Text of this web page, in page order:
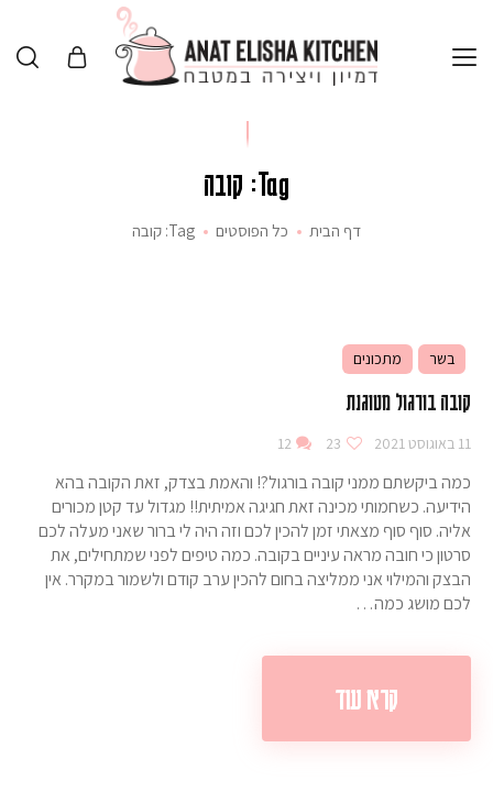
Tag: קובה
דף הבית כל הפוסטים Tag: קובה
בשר מתכונים
קובה בורגול מטוגנת
11 באוגוסט 2021 23
12
כמה ביקשתם ממני קובה בורגול?! והאמת בצדק, זאת הקובה בהא
הידיעה. כשחמותי מכינה זאת חגיגה אמיתית!! מגדול עד קטן מכורים
אליה. סוף סוף מצאתי זמן להכין לכם וזה היה לי ברור שאני מעלה לכם
סרטון כי חובה מראה עיניים בקובה. כמה טיפים לפני שמתחילים, את
הבצק והמילוי אני ממליצה בחום להכין ערב קודם ולשמור במקרר. אין
לכם מושג כמה…
קרא עוד